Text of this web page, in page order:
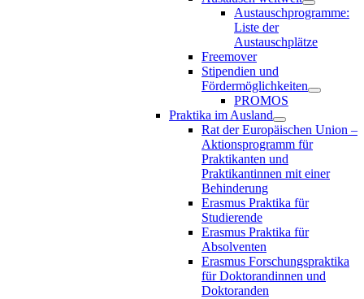
Austauschprogramme:
Liste der
Austauschplätze
Freemover
Stipendien und
Fördermöglichkeiten
PROMOS
Praktika im Ausland
Rat der Europäischen Union –
Aktionsprogramm für
Praktikanten und
Praktikantinnen mit einer
Behinderung
Erasmus Praktika für
Studierende
Erasmus Praktika für
Absolventen
Erasmus Forschungspraktika
für Doktorandinnen und
Doktoranden